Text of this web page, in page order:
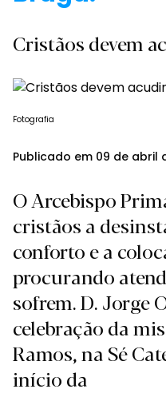
Cristãos devem
Fotografia
Publicado em 09 de abril
O Arcebispo
cristãos a
conforto e a
procurando
sofrem. D. Jorge
celebração da
Ramos, na Sé
início da